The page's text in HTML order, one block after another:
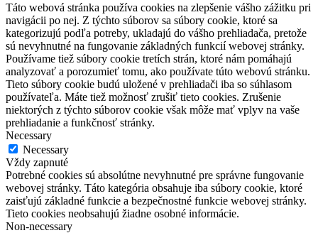
Táto webová stránka používa cookies na zlepšenie vášho zážitku pri
navigácii po nej. Z týchto súborov sa súbory cookie, ktoré sa
kategorizujú podľa potreby, ukladajú do vášho prehliadača, pretože
sú nevyhnutné na fungovanie základných funkcií webovej stránky.
Používame tiež súbory cookie tretích strán, ktoré nám pomáhajú
analyzovať a porozumieť tomu, ako používate túto webovú stránku.
Tieto súbory cookie budú uložené v prehliadači iba so súhlasom
používateľa. Máte tiež možnosť zrušiť tieto cookies. Zrušenie
niektorých z týchto súborov cookie však môže mať vplyv na vaše
prehliadanie a funkčnosť stránky.
Necessary
Necessary
Vždy zapnuté
Potrebné cookies sú absolútne nevyhnutné pre správne fungovanie
webovej stránky. Táto kategória obsahuje iba súbory cookie, ktoré
zaisťujú základné funkcie a bezpečnostné funkcie webovej stránky.
Tieto cookies neobsahujú žiadne osobné informácie.
Non-necessary